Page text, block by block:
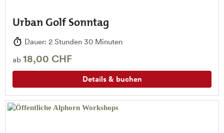
Urban Golf Sonntag
Dauer: 2 Stunden 30 Minuten
ab 18,00 CHF
Details & buchen